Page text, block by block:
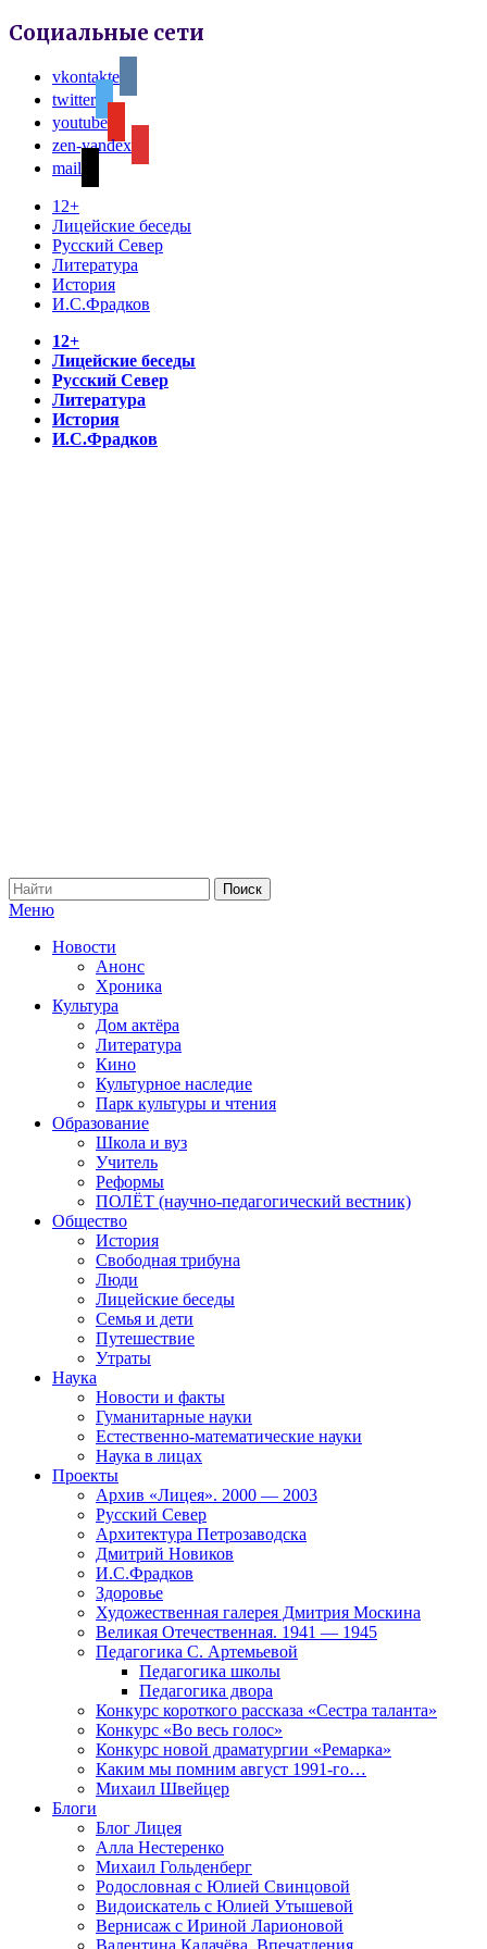
Социальные сети
vkontakte
twitter
youtube
zen-yandex
mail
12+
Лицейские беседы
Русский Север
Литература
История
И.С.Фрадков
12+
Лицейские беседы
Русский Север
Литература
История
И.С.Фрадков
Меню
Новости
Анонс
Хроника
Культура
Дом актёра
Литература
Кино
Культурное наследие
Парк культуры и чтения
Образование
Школа и вуз
Учитель
Реформы
ПОЛЁТ (научно-педагогический вестник)
Общество
История
Свободная трибуна
Люди
Лицейские беседы
Семья и дети
Путешествие
Утраты
Наука
Новости и факты
Гуманитарные науки
Естественно-математические науки
Наука в лицах
Проекты
Архив «Лицея». 2000 — 2003
Русский Север
Архитектура Петрозаводска
Дмитрий Новиков
И.С.Фрадков
Здоровье
Художественная галерея Дмитрия Москина
Великая Отечественная. 1941 — 1945
Педагогика С. Артемьевой
Педагогика школы
Педагогика двора
Конкурс короткого рассказа «Сестра таланта»
Конкурс «Во весь голос»
Конкурс новой драматургии «Ремарка»
Каким мы помним август 1991-го…
Михаил Швейцер
Блоги
Блог Лицея
Алла Нестеренко
Михаил Гольденберг
Родословная с Юлией Свинцовой
Видоискатель с Юлией Утышевой
Вернисаж с Ириной Ларионовой